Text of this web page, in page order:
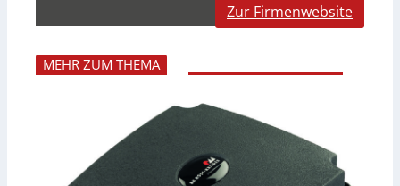
Zur Firmenwebsite
MEHR ZUM THEMA